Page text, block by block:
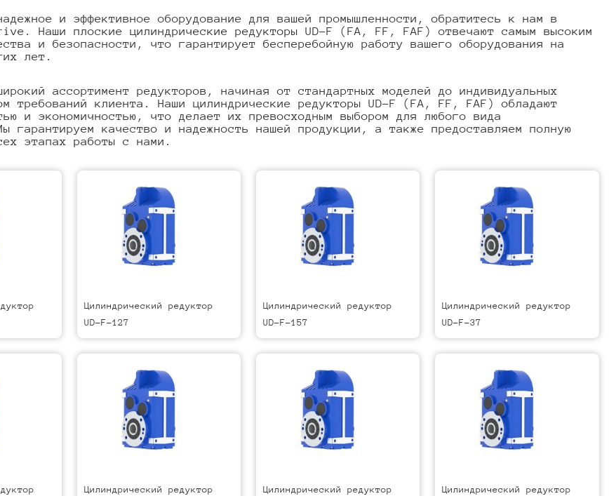
и эффективное оборудование для вашей промышленности, обратитесь к нам в
Наши плоские цилиндрические редукторы UD-F (FA, FF, FAF) отвечают самым высоким
и безопасности, что гарантирует бесперебойную работу вашего оборудования на
лет.
ассортимент редукторов, начиная от стандартных моделей до индивидуальных
требований клиента. Наши цилиндрические редукторы UD-F (FA, FF, FAF) обладают
и экономичностью, что делает их превосходным выбором для любого вида
гарантируем качество и надежность нашей продукции, а также предоставляем полную
этапах работы с нами.
Цилиндрический редуктор
UD-F-127
Цилиндрический редуктор
UD-F-157
Цилиндрический редуктор
UD-F-37
Цилиндрический редуктор
Цилиндрический редуктор
Цилиндрический редуктор